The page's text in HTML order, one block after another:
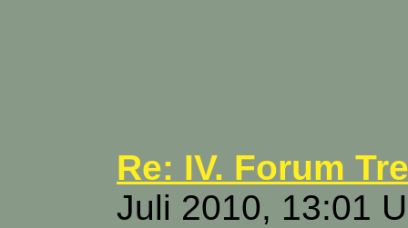
Re: IV. Forum
Juli 2010, 13:01